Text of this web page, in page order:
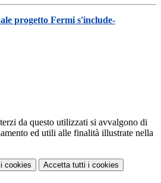
progetto Fermi s'include-
da questo utilizzati si avvalgono di
ed utili alle finalità illustrate nella
i cookies Accetta tutti i cookies